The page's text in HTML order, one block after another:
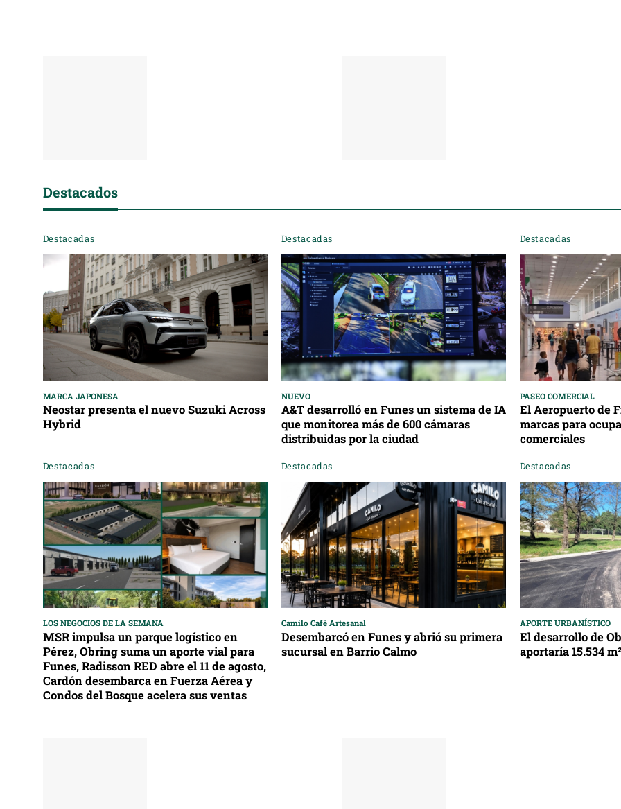
MARCA JAPONESA
Hybrid
NUEVO
que monitorea más de 600 cámaras
distribuidas por la ciudad
PASEO COMERCIAL
marcas para
comerciales
LOS NEGOCIOS DE LA SEMANA
Pérez, Obring suma un aporte vial para
Funes, Radisson RED abre el 11 de agosto,
Cardón desembarca en Fuerza Aérea y
Condos del Bosque acelera sus ventas
Destacadas
Camilo Café Artesanal
sucursal en Barrio Calmo
Destacadas
APORTE URBANÍSTICO
El desarrollo de
aportaría 15.534